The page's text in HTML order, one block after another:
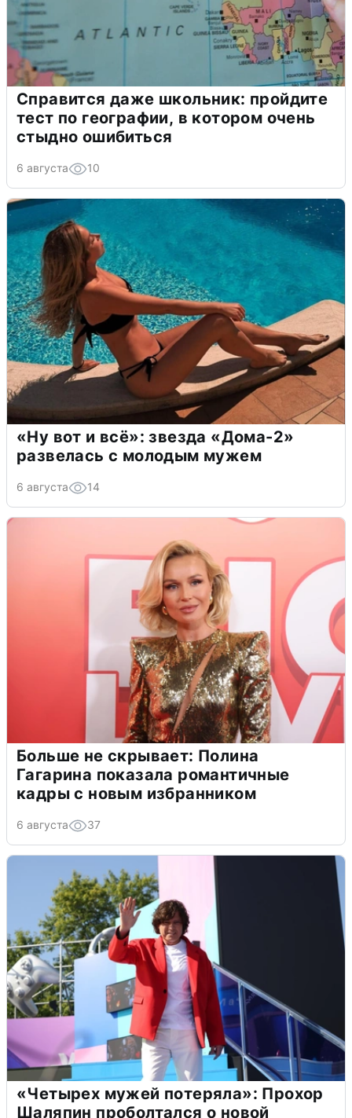
Справится даже школьник: пройдите
тест по географии, в котором очень
стыдно ошибиться
6 августа 10
«Ну вот и всё»: звезда «Дома-2»
развелась с молодым мужем
6 августа 14
Больше не скрывает: Полина
Гагарина показала романтичные
кадры с новым избранником
6 августа 37
«Четырех мужей потеряла»: Прохор
Шаляпин проболтался о новой